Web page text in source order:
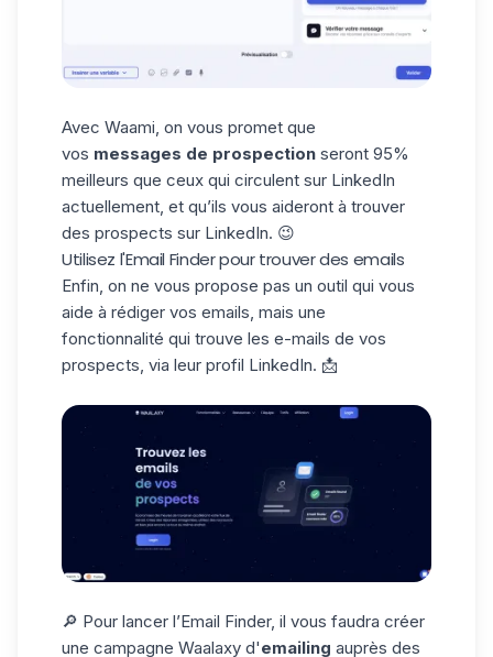
Avec Waami, on vous promet que
vos messages de prospection seront 95%
meilleurs que ceux qui circulent sur LinkedIn
actuellement, et qu’ils vous aideront à trouver
des prospects sur LinkedIn. 😉
Utilisez l'Email Finder pour trouver des emails
Enfin, on ne vous propose pas un outil qui vous
aide à rédiger vos emails, mais une
fonctionnalité qui trouve les e-mails de vos
prospects, via leur profil LinkedIn. 📩
🔎 Pour lancer l’Email Finder, il vous faudra créer
une campagne Waalaxy d'emailing auprès des